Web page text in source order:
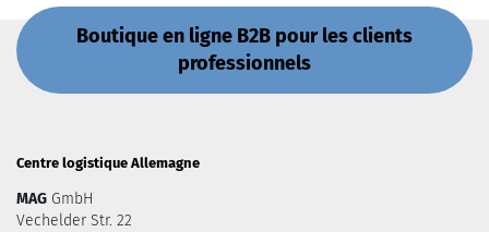
Boutique en ligne B2B pour les clients
professionnels
Centre logistique Allemagne
MAG GmbH
Vechelder Str. 22